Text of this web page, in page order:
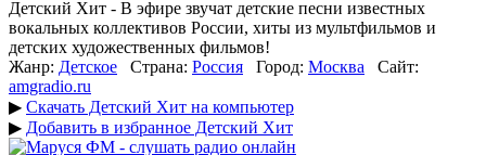
Детский Хит - В эфире звучат детские песни известных
вокальных коллективов России, хиты из мультфильмов и
детских художественных фильмов!
Жанр: Детское Страна: Россия Город: Москва
Сайт:
amgradio.ru
▶ Скачать Детский Хит на компьютер
▶ Добавить в избранное Детский Хит